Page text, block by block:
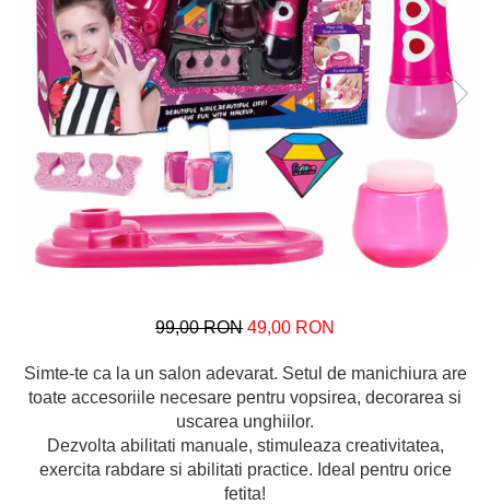
99,00 RON 49,00 RON
Simte-te ca la un salon adevarat. Setul de manichiura are
toate accesoriile necesare pentru vopsirea, decorarea si
uscarea unghiilor.
Dezvolta abilitati manuale, stimuleaza creativitatea,
exercita rabdare si abilitati practice. Ideal pentru orice
fetita!